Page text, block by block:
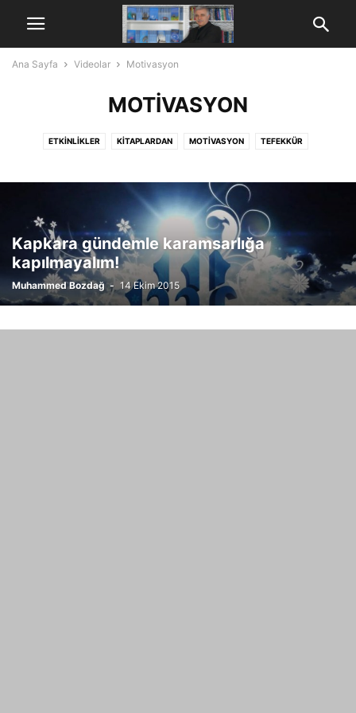
Ana Sayfa Videolar Motivasyon
MOTIVASYON
ETKINLIKLER KITAPLARDAN MOTIVASYON TEFEKKÜR
Kapkara gündemle karamsarlığa
kapılmayalım!
Muhammed Bozdağ - 14 Ekim 2015